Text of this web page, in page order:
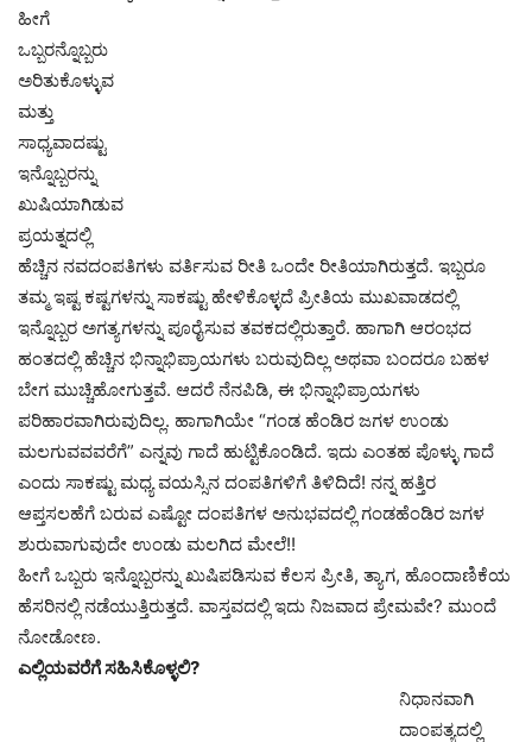
ಹೀಗೆ
ಒಬ್ಬರನ್ನೊಬ್ಬರು
ಅರಿತುಕೊಳ್ಳುವ
ಮತ್ತು
ಸಾಧ್ಯವಾದಷ್ಟು
ಇನ್ನೊಬ್ಬರನ್ನು
ಖುಷಿಯಾಗಿಡುವ
ಪ್ರಯತ್ನದಲ್ಲಿ
ಹೆಚ್ಚಿನ ನವದಂಪತಿಗಳು ವರ್ತಿಸುವ ರೀತಿ ಒಂದೇ ರೀತಿಯಾಗಿರುತ್ತದೆ. ಇಬ್ಬರೂ
ತಮ್ಮ ಇಷ್ಟ ಕಷ್ಟಗಳನ್ನು ಸಾಕಷ್ಟು ಹೇಳಿಕೊಳ್ಳದೆ ಪ್ರೀತಿಯ ಮುಖವಾಡದಲ್ಲಿ
ಇನ್ನೊಬ್ಬರ ಅಗತ್ಯಗಳನ್ನು ಪೂರೈಸುವ ತವಕದಲ್ಲಿರುತ್ತಾರೆ. ಹಾಗಾಗಿ ಆರಂಭದ
ಹಂತದಲ್ಲಿ ಹೆಚ್ಚಿನ ಭಿನ್ನಾಭಿಪ್ರಾಯಗಳು ಬರುವುದಿಲ್ಲ ಅಥವಾ ಬಂದರೂ ಬಹಳ
ಬೇಗ ಮುಚ್ಚಿಹೋಗುತ್ತವೆ. ಆದರೆ ನೆನಪಿಡಿ, ಈ ಭಿನ್ನಾಭಿಪ್ರಾಯಗಳು
ಪರಿಹಾರವಾಗಿರುವುದಿಲ್ಲ. ಹಾಗಾಗಿಯೇ “ಗಂಡ ಹೆಂಡಿರ ಜಗಳ ಉಂಡು
ಮಲಗುವವವರೆಗೆ” ಎನ್ನವು ಗಾದೆ ಹುಟ್ಟಿಕೊಂಡಿದೆ. ಇದು ಎಂತಹ ಪೊಳ್ಳು ಗಾದೆ
ಎಂದು ಸಾಕಷ್ಟು ಮಧ್ಯ ವಯಸ್ಸಿನ ದಂಪತಿಗಳಿಗೆ ತಿಳಿದಿದೆ! ನನ್ನ ಹತ್ತಿರ
ಆಪ್ತಸಲಹೆಗೆ ಬರುವ ಎಷ್ಟೋ ದಂಪತಿಗಳ ಅನುಭವದಲ್ಲಿ ಗಂಡಹೆಂಡಿರ ಜಗಳ
ಶುರುವಾಗುವುದೇ ಉಂಡು ಮಲಗಿದ ಮೇಲೆ!!
ಹೀಗೆ ಒಬ್ಬರು ಇನ್ನೊಬ್ಬರನ್ನು ಖುಷಿಪಡಿಸುವ ಕೆಲಸ ಪ್ರೀತಿ, ತ್ಯಾಗ, ಹೊಂದಾಣಿಕೆಯ
ಹೆಸರಿನಲ್ಲಿ ನಡೆಯುತ್ತಿರುತ್ತದೆ. ವಾಸ್ತವದಲ್ಲಿ ಇದು ನಿಜವಾದ ಪ್ರೇಮವೇ? ಮುಂದೆ
ನೋಡೋಣ.
ಎಲ್ಲಿಯವರೆಗೆ ಸಹಿಸಿಕೊಳ್ಳಲಿ?
ನಿಧಾನವಾಗಿ
ದಾಂಪತ್ಯದಲ್ಲಿ